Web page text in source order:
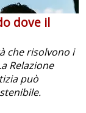
dove il
che risolvono i
Relazione
può